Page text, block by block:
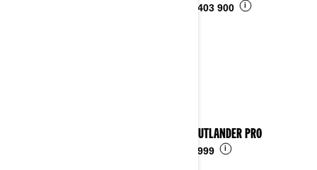
kr 403 900 i
2023 OUTLANDER PRO
kr 999 i